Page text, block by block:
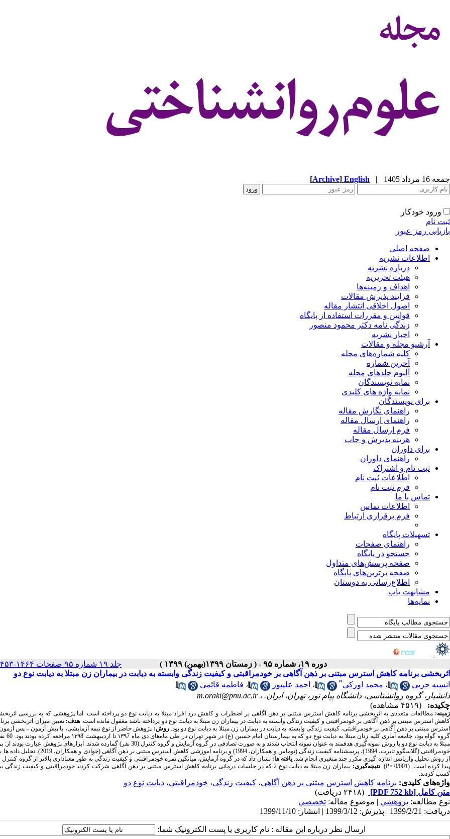
جمعه 16 مرداد 1405 |
English
[Archive]
ورود خودکار
ثبت نام
بازیابی رمز عبور
صفحه اصلی
اطلاعات نشریه
درباره نشریه
هیئت تحریریه
اهداف و زمینه‌ها
فرایند پذیرش مقالات
اصول اخلاقی انتشار مقاله
قوانین و مقررات استفاده از پایگاه
زندگی نامه دکتر محمود منصور
اخبار نشریه
آرشیو مجله و مقالات
کلیه شماره‌های مجله
آخرین شماره
آلبوم جلدهای مجله
نمایه نویسندگان
نمایه واژه های کلیدی
برای نویسندگان
راهنمای نگارش مقاله
راهنمای ارسال مقاله
فرم ارسال مقاله
هزینه پذیرش و چاپ
برای داوران
راهنمای داوران
ثبت نام و اشتراک
اطلاعات ثبت نام
فرم ثبت نام
تماس با ما
اطلاعات تماس
فرم برقراری ارتباط
تسهیلات پایگاه
راهنمای صفحات
جستجو در پایگاه
صفحه پرسش‌های متداول
صفحه برترین‌های پایگاه
اطلاع‌رسانی به دوستان
مشابهت یاب
نمایه‌ها
دوره ۱۹، شماره ۹۵ - ( زمستان ۱۳۹۹(بهمن) ۱۳۹۹ ) جلد ۱۹ شماره ۹۵ صفحات ۱۴۶۴-۱۴۵۳
اثربخشی برنامه کاهش استرس مبتنی بر ذهن آگاهی بر خودمراقبتی و کیفیت زندگی وابسته به دیابت در بیماران زن مبتلا به دیابت نوع دو
انسیه حربی
، محمد اورکی* ، احمد علیپور ، فاطمه قائمی
دانشیار، گروه روانشناسی، دانشگاه پیام نور، تهران، ایران. ،m.oraki@pnu.ac.ir
چکیده:
(۴۵۱۹ مشاهده)
زمینه: مطالعات متعددی به اثربخشی برنامه کاهش استرس مبتنی بر ذهن­ آگاهی بر اضطراب و کاهش درد افراد مبتلا به دیابت نوع دو پرداخته است. اما پژوهشی که به بررسی
کاهش استرس مبتنی بر ذهن ­آگاهی بر خودمراقبتی و کیفیت زندگی وابسته به دیابت در بیماران زن مبتلا به دیابت نوع دو پرداخته باشد مغفول مانده است.هدف: تعیین میزان اثربخشی
استرس مبتنی بر ذهن ­آگاهی بر خودمراقبتی، کیفیت زندگی وابسته به دیابت در بیماران زن مبتلا به دیابت نوع دو بود .روش: پژوهش حاضر از نوع نیمه ­آزمایشی، با پیش ­آزمون– پس­ آزمون
گروه گواه بود، جامعه آماری کلیه زنان مبتلا به دیابت نوع دو که به بیمارستان امام حسین (ع) در شهر تهران در طی ماه‌های دی ماه ۱۳۹7 تا اردیبهشت ۱۳۹8 مراجعه‌ کرده بودند بود.
60
مبتلا به دیابت نوع دو با روش نمونه‌گیری هدفمند به عنوان نمونه انتخاب شدند و به صورت تصادفی در گروه آزمایش و گروه کنترل (30 نفر) گمارده شدند.
ابزارهای پژوهش عبارت بودند از:
خودمراقبتی (گلاسگوو تابرت، 1994 )، پرسشنامه کیفیت زندگی (توماس و همکاران، 1994) و برنامه آموزشی کاهش استرس مبتنی بر ذهن­ آگاهی ( جوادی و همکاران، 2019).
تحلیل داده­ ها
از روش تحلیل واریانس اندازه­ گیری مکرر چند متغیری انجام شد.یافته ­ها: نشان داد که در گروه آزمایش، میانگین نمره خودمراقبتی و کیفیت زندگی به طور معناداری بالاتر از گروه
پیدا کرده است. (0/001 <
P
). نتیجه‌گیری: بیماران زن مبتلا به دیابت نوع 2
که در جلسات درمانی برنامه کاهش استرس مبتنی بر ذهن ­آگاهی شرکت کردند خودمراقبتی و کیفیت زندگی
کسب کردند.
واژه‌های کلیدی: برنامه کاهش استرس مبتنی بر ذهن آگاهی، کیفیت زندگی، خودمراقبتی، دیابت نوع دو
متن کامل [PDF 752 kb]
(۲۴۱۸ دریافت)
نوع مطالعه: پژوهشي | موضوع مقاله: تخصصي
دریافت: 1399/2/21 | پذیرش: 1399/3/12 | انتشار: 1399/11/10
ارسال نظر درباره این مقاله : نام کاربری یا پست الکترونیک شما: